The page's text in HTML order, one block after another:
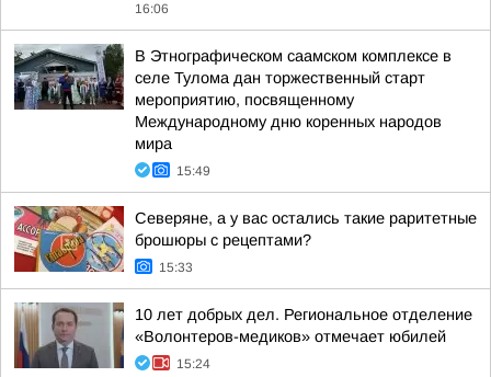
16:06
В Этнографическом саамском комплексе в
селе Тулома дан торжественный старт
мероприятию, посвященному
Международному дню коренных народов
мира
15:49
Северяне, а у вас остались такие раритетные
брошюры с рецептами?
15:33
10 лет добрых дел. Региональное отделение
«Волонтеров-медиков» отмечает юбилей
15:24